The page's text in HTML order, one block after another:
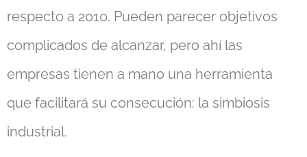
respecto a 2010. Pueden parecer objetivos
complicados de alcanzar, pero ahí las
empresas tienen a mano una herramienta
que facilitará su consecución: la simbiosis
industrial.